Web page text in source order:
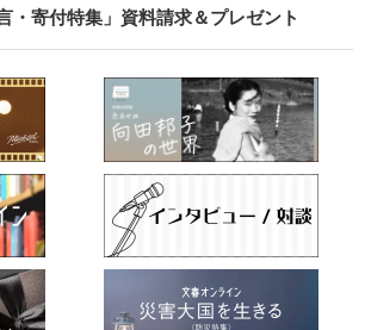
・寄付特集」資料請求＆プレゼント